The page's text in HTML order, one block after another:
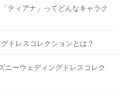
ティアナ」ってどんなキャラク
ドレスコレクションとは？
ニーウェディングドレスコレク